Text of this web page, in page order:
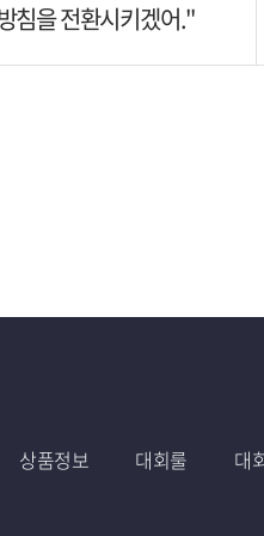
침을 전환시키겠어."
상품정보 대회룰 대